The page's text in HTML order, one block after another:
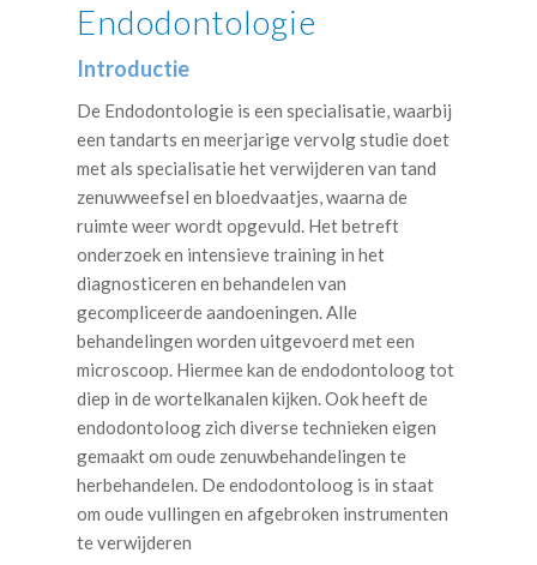
Endodontologie
Introductie
De Endodontologie is een specialisatie, waarbij
een tandarts en meerjarige vervolg studie doet
met als specialisatie het verwijderen van tand
zenuwweefsel en bloedvaatjes, waarna de
ruimte weer wordt opgevuld. Het betreft
onderzoek en intensieve training in het
diagnosticeren en behandelen van
gecompliceerde aandoeningen. Alle
behandelingen worden uitgevoerd met een
microscoop. Hiermee kan de endodontoloog tot
diep in de wortelkanalen kijken. Ook heeft de
endodontoloog zich diverse technieken eigen
gemaakt om oude zenuwbehandelingen te
herbehandelen. De endodontoloog is in staat
om oude vullingen en afgebroken instrumenten
te verwijderen